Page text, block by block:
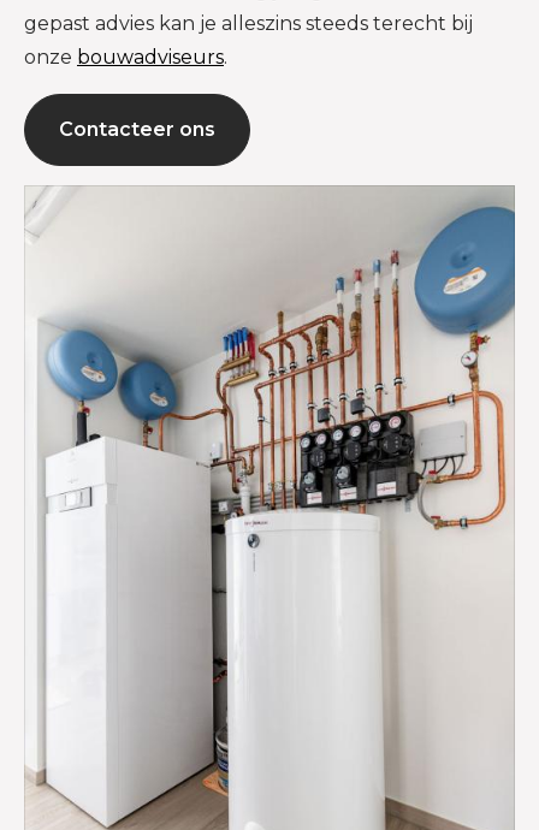
gepast advies kan je alleszins steeds terecht bij
onze bouwadviseurs.
Contacteer ons